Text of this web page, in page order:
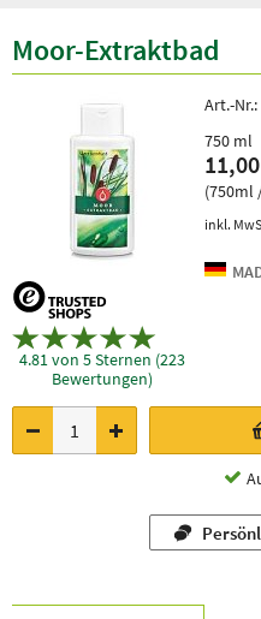
Moor-Extraktbad
4.81 von 5 Sternen (223
Bewertungen)
Art.-Nr.:
750 ml
(750ml
inkl.